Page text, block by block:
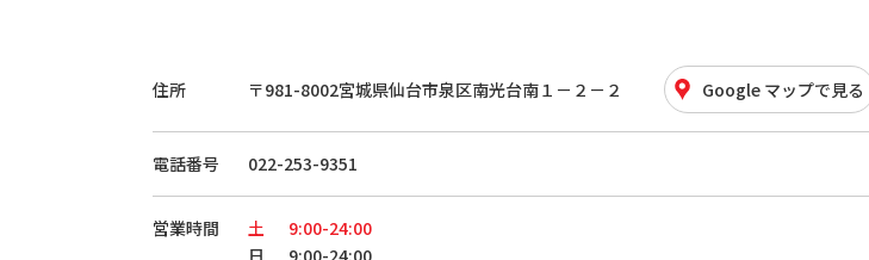
住所 〒981-8002宮城県仙台市泉区南光台南１－２－２ Google マップで見る
電話番号 022-253-9351
営業時間 土
9:00-24:00
日
9:00-24:00